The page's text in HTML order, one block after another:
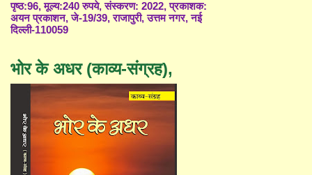
पृष्ठ:96, मूल्य:240 रुपये, संस्करण: 2022, प्रकाशक:
अयन प्रकाशन, जे-19/39, राजापुरी, उत्तम नगर, नई
दिल्ली-110059
भोर के अधर (काव्य-संग्रह),